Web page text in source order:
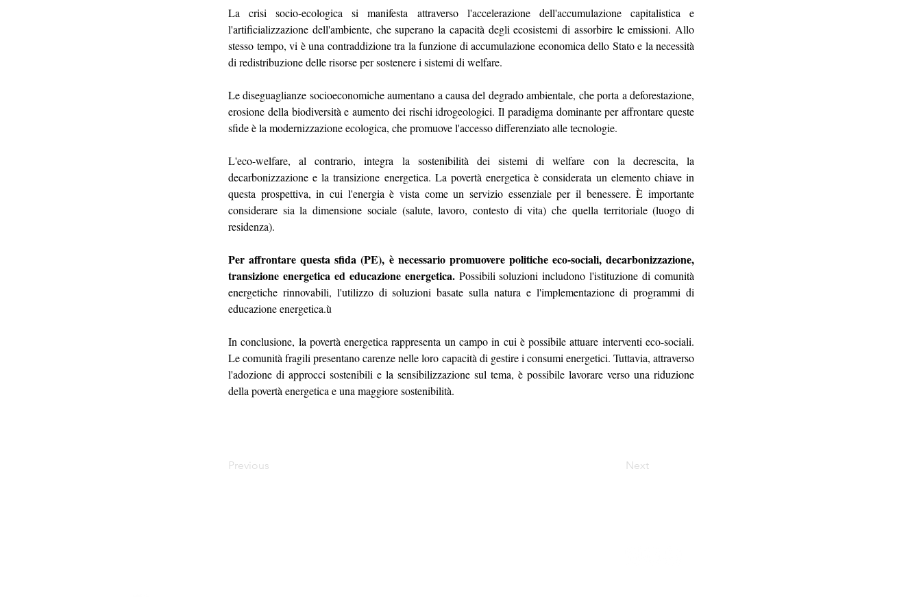
La crisi socio-ecologica si manifesta attraverso l'accelerazione dell'accumulazione capitalistica e
l'artificializzazione dell'ambiente, che superano la capacità degli ecosistemi di assorbire le emissioni. Allo
stesso tempo, vi è una contraddizione tra la funzione di accumulazione economica dello Stato e la necessità
di redistribuzione delle risorse per sostenere i sistemi di welfare.
Le diseguaglianze socioeconomiche aumentano a causa del degrado ambientale, che porta a deforestazione,
erosione della biodiversità e aumento dei rischi idrogeologici. Il paradigma dominante per affrontare queste
sfide è la modernizzazione ecologica, che promuove l'accesso differenziato alle tecnologie.
L'eco-welfare, al contrario, integra la sostenibilità dei sistemi di welfare con la decrescita, la
decarbonizzazione e la transizione energetica. La povertà energetica è considerata un elemento chiave in
questa prospettiva, in cui l'energia è vista come un servizio essenziale per il benessere. È importante
considerare sia la dimensione sociale (salute, lavoro, contesto di vita) che quella territoriale (luogo di
residenza).
Per affrontare questa sfida (PE), è necessario promuovere politiche eco-sociali, decarbonizzazione,
transizione energetica ed educazione energetica. Possibili soluzioni includono l'istituzione di comunità
energetiche rinnovabili, l'utilizzo di soluzioni basate sulla natura e l'implementazione di programmi di
educazione energetica.ù
In conclusione, la povertà energetica rappresenta un campo in cui è possibile attuare interventi eco-sociali.
Le comunità fragili presentano carenze nelle loro capacità di gestire i consumi energetici. Tuttavia, attraverso
l'adozione di approcci sostenibili e la sensibilizzazione sul tema, è possibile lavorare verso una riduzione
della povertà energetica e una maggiore sostenibilità.
Previous Next